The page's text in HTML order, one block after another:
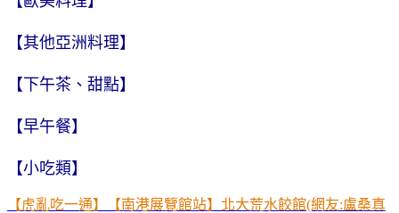
【其他亞洲料理】
【下午茶、甜點】
【早午餐】
【小吃類】
【虎亂吃一通】【南港展覽館站】北大荒水餃館(網友:盧桑真